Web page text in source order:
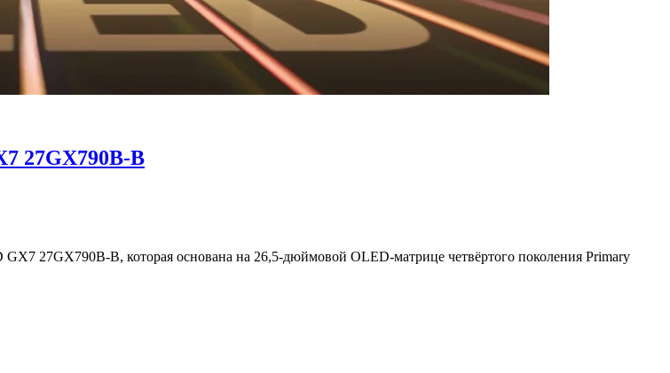
27GX790B-B
27GX790B-B, которая основана на 26,5-дюймовой OLED-матрице четвёртого поколения Primary